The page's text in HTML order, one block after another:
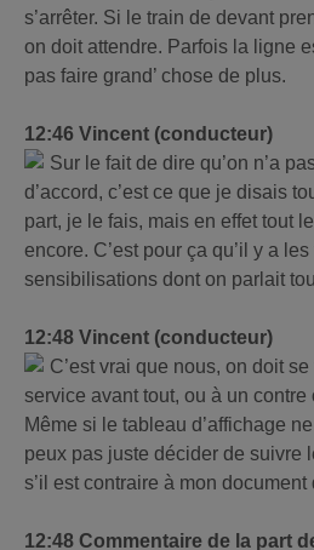
s’arrêter. Si le train de devant
on doit attendre. Parfois la ligne
pas faire grand’ chose de plus.
12:46 Vincent (conducteur)
Sur le fait de dire qu’on n’a
d’accord, c’est ce que je disais
part, je le fais, mais en effet tout
encore. C’est pour ça qu’il y a
sensibilisations dont on parlait
12:48 Vincent (conducteur)
C’est vrai que nous, on doit
service avant tout, ou à un contre
Même si le tableau d’affichage
peux pas juste décider de suivre
s’il est contraire à mon document
12:48 Commentaire de la part